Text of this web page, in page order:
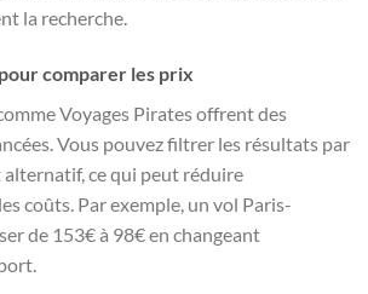
la recherche.
comparer les prix
Voyages Pirates offrent des
Vous pouvez filtrer les résultats par
ce qui peut réduire
coûts. Par exemple, un vol Paris-
de 153€ à 98€ en changeant